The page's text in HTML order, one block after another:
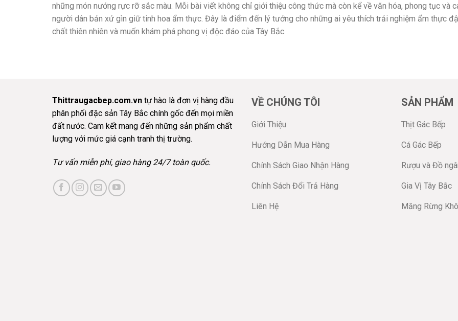
những món nướng rực rỡ sắc màu. Mỗi bài viết không chỉ giới thiệu công thức mà còn kể về văn hóa, phong tục và
người dân bản xứ gìn giữ tinh hoa ẩm thực. Đây là điểm đến lý tưởng cho những ai yêu thích trải nghiệm ẩm thực
chất thiên nhiên và muốn khám phá phong vị độc đáo của Tây Bắc.
Thittraugacbep.com.vn tự hào là đơn vị hàng đầu
phân phối đặc sản Tây Bắc chính gốc đến mọi miền
đất nước. Cam kết mang đến những sản phẩm chất
lượng với mức giá cạnh tranh thị trường.
Tư vấn miễn phí, giao hàng 24/7 toàn quốc.
VỀ CHÚNG TÔI
Giới Thiệu
Hướng Dẫn Mua Hàng
Chính Sách Giao Nhận Hàng
Chính Sách Đổi Trả Hàng
Liên Hệ
SẢN PHẨM
Thịt Gác Bếp
Cá Gác Bếp
Rượu và Đồ
Gia Vị Tây Bắc
Măng Rừng Khô